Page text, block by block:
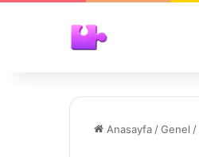
Anasayfa /Genel /